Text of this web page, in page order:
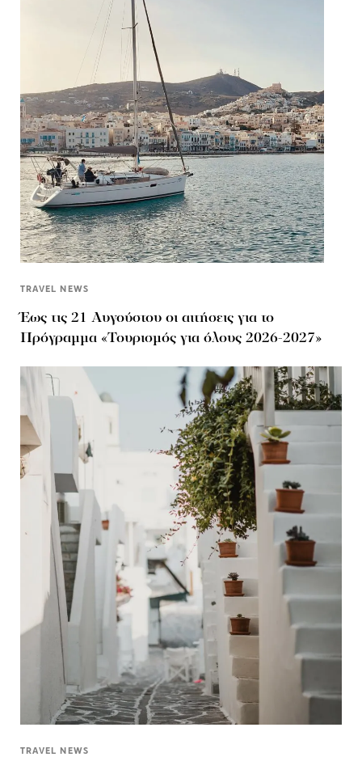
TRAVEL NEWS
Έως τις 21 Αυγούστου οι αιτήσεις για το
Πρόγραμμα «Τουρισμός για όλους 2026-2027»
TRAVEL NEWS